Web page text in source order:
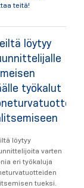
teitä!
löytyy
työkalut
löytyy
varten
eri työkaluja
tueksi.